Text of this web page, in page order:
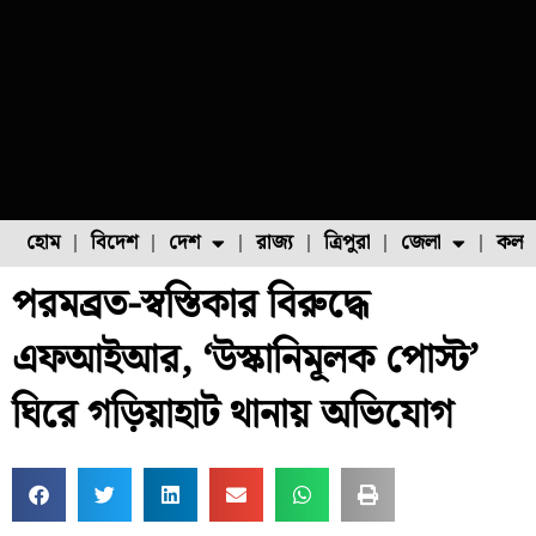
হোম বিদেশ দেশ
ফুল চাষ ফল চাষ
রাজ্য ত্রিপুরা জেলা
পরমব্রত-স্বস্তিকার বিরুদ্ধে
এফআইআর, ‘উস্কানিমূলক পোস্ট’
ঘিরে গড়িয়াহাট থানায় অভিযোগ